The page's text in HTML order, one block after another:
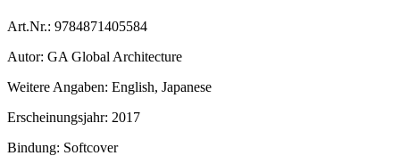
Art.Nr.: 9784871405584
Autor: GA Global Architecture
Weitere Angaben: English, Japanese
Erscheinungsjahr: 2017
Bindung: Softcover